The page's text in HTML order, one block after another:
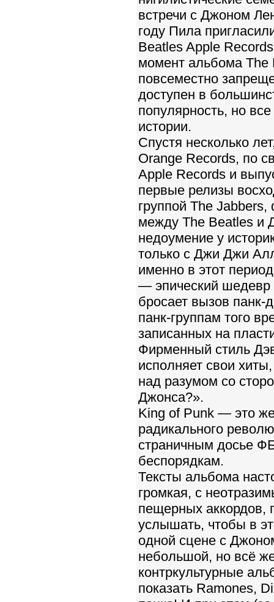
встречи с Джоном
году Пила
Beatles Apple
момент альбома The
повсеместно
доступен в
популярность, но
истории.
Спустя несколько
Orange Records, по
Apple Records и
первые релизы
группой The
между The Beatles и
недоумение у
только с Джи Джи
именно в этот
— эпический шедевр
бросает вызов
панк-группам того
записанных на
Фирменный стиль
исполняет свои
над разумом со
Джонса?».
King of Punk — это
радикального
страничным досье
беспорядкам.
Тексты альбома
громкая, с
пещерных аккордов,
услышать, чтобы в
одной сцене с
небольшой, но всё
контркультурные
показать Ramones,